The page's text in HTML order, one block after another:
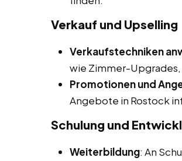
Verkauf und Upselling
Verkaufstechniken
wie Zimmer-Upgrades,
Promotionen und
Angebote in Rostock
Schulung und
Weiterbildung: An